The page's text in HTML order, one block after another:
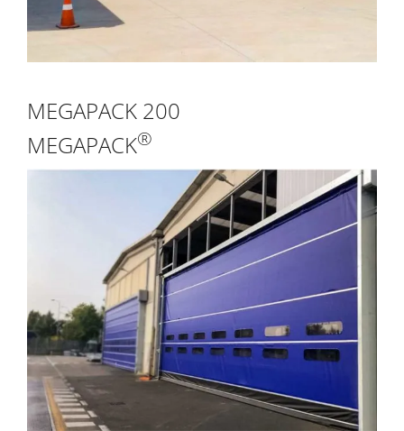
MEGAPACK 200
MEGAPACK®